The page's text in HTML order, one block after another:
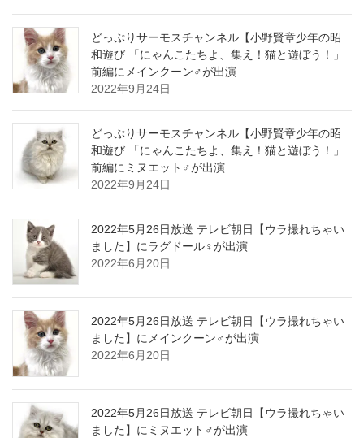
どっぷりサーモスチャンネル【小野賢章少年の昭
和遊び 「にゃんこたちよ、集え！猫と遊ぼう！」
前編にメインクーン♂が出演
2022年9月24日
どっぷりサーモスチャンネル【小野賢章少年の昭
和遊び 「にゃんこたちよ、集え！猫と遊ぼう！」
前編にミヌエット♂が出演
2022年9月24日
2022年5月26日放送 テレビ朝日【ウラ撮れちゃい
ました】にラグドール♀が出演
2022年6月20日
2022年5月26日放送 テレビ朝日【ウラ撮れちゃい
ました】にメインクーン♂が出演
2022年6月20日
2022年5月26日放送 テレビ朝日【ウラ撮れちゃい
ました】にミヌエット♂が出演